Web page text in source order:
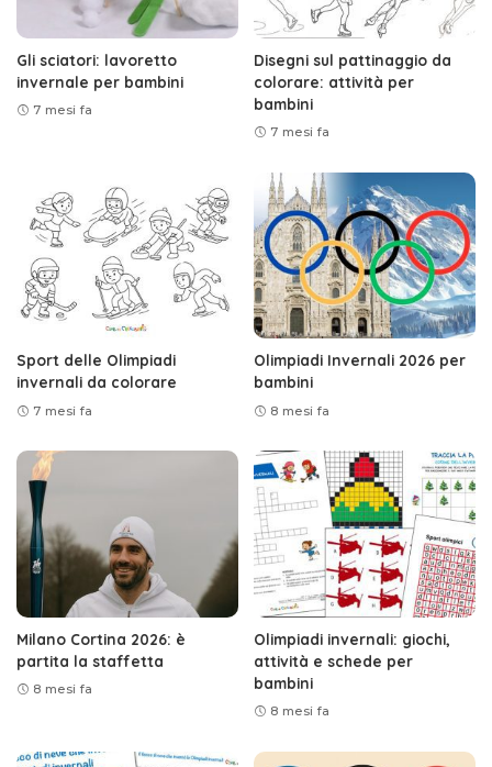
Gli sciatori: lavoretto
invernale per bambini
7 mesi fa
Disegni sul pattinaggio da
colorare: attività per
bambini
7 mesi fa
Sport delle Olimpiadi
invernali da colorare
7 mesi fa
Olimpiadi Invernali 2026 per
bambini
8 mesi fa
Milano Cortina 2026: è
partita la staffetta
8 mesi fa
Olimpiadi invernali: giochi,
attività e schede per
bambini
8 mesi fa